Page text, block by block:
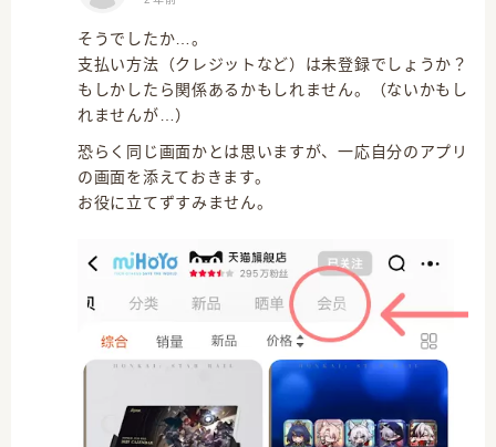
そうでしたか…。
支払い方法（クレジットなど）は未登録でしょうか？
もしかしたら関係あるかもしれません。（ないかもし
れませんが…）
恐らく同じ画面かとは思いますが、一応自分のアプリ
の画面を添えておきます。
お役に立てずすみません。